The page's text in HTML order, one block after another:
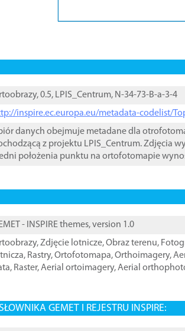
0.5, LPIS_Centrum, N-34-73-B-a-3-4
inspire.ec.europa.eu/metadata-codelist/
danych obejmuje metadane dla
z projektu LPIS_Centrum. Zdjęcia
położenia punktu na ortofotomapie
- INSPIRE themes, version 1.0
,Zdjęcie lotnicze,Obraz terenu,
, Rastry,Ortofotomapa,Orthoimagery,
, Raster,Aerial ortoimagery,Aerial
GEMET I REJESTRU INSPIRE: